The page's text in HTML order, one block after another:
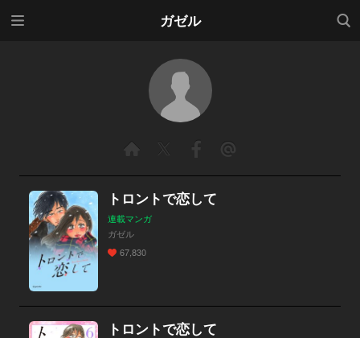
ガゼル
検索
トロントで恋して
連載マンガ
ガゼル
67,830
トロントで恋して